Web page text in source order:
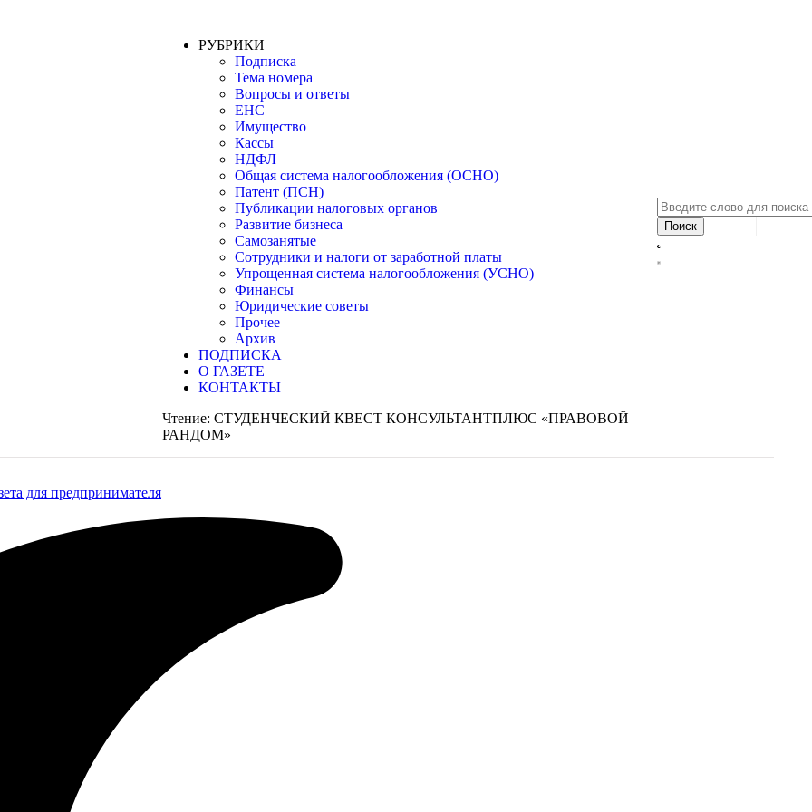
РУБРИКИ
Подписка
Тема номера
Вопросы и ответы
ЕНС
Имущество
Кассы
НДФЛ
Общая система налогообложения (ОСНО)
Патент (ПСН)
Публикации налоговых органов
Развитие бизнеса
Самозанятые
Сотрудники и налоги от заработной платы
Упрощенная система налогообложения (УСНО)
Финансы
Юридические советы
Прочее
Архив
ПОДПИСКА
О ГАЗЕТЕ
КОНТАКТЫ
Чтение: СТУДЕНЧЕСКИЙ КВЕСТ КОНСУЛЬТАНТПЛЮС «ПРАВОВОЙ
РАНДОМ»